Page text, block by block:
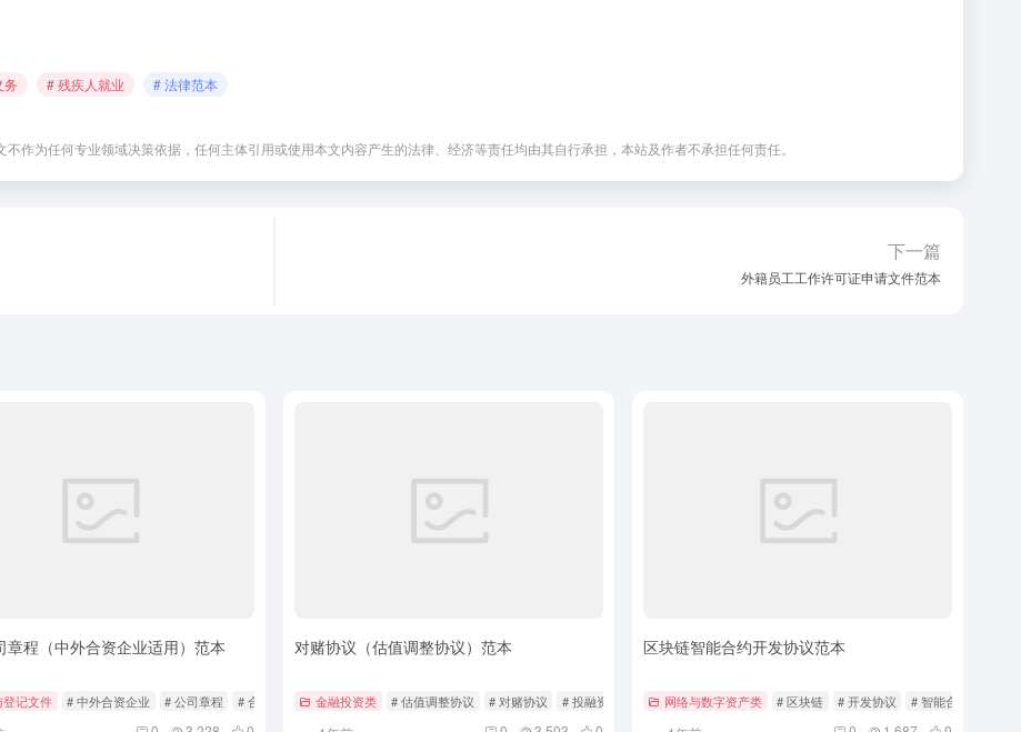
务 # 残疾人就业 # 法律范本
作为任何专业领域决策依据，任何主体引用或使用本文内容产生的法律、经济等责任均由其自行承担，本站及作者不承担任何责任。
下一篇
外籍员工工作许可证申请文件范本
章程（中外合资企业适用）范本
登记文件 # 中外合资企业 # 公司章程 # 合资公司章程
对赌协议（估值调整协议）范本
金融投资类 # 估值调整协议 # 对赌协议 # 投融资
区块链智能合约开发协议范本
网络与数字资产类 # 区块链 # 开发协议 # 智能合约